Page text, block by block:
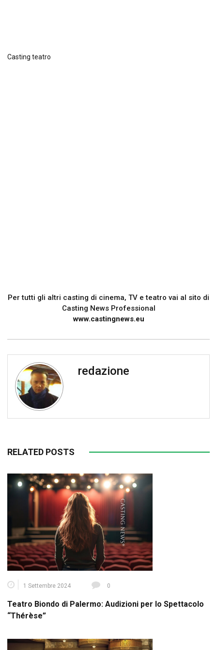
Casting teatro
Per tutti gli altri casting di cinema, TV e teatro vai al sito di
Casting News Professional
www.castingnews.eu
redazione
RELATED POSTS
1 Settembre 2024 0
Teatro Biondo di Palermo: Audizioni per lo Spettacolo
“Thérèse”